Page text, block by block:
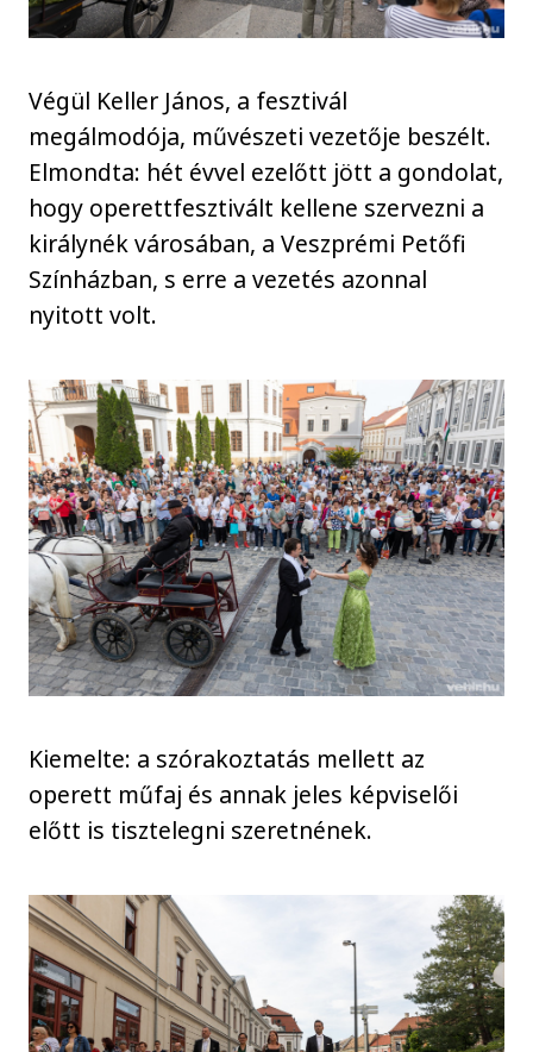
Végül Keller János, a fesztivál
megálmodója, művészeti vezetője beszélt.
Elmondta: hét évvel ezelőtt jött a gondolat,
hogy operettfesztivált kellene szervezni a
királynék városában, a Veszprémi Petőfi
Színházban, s erre a vezetés azonnal
nyitott volt.
Kiemelte: a szórakoztatás mellett az
operett műfaj és annak jeles képviselői
előtt is tisztelegni szeretnének.